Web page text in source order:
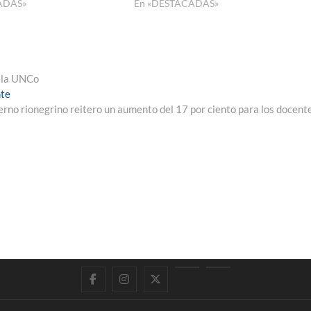
En «DESTACADAS»
UNCo
Entrada
siguiente:
rionegrino reitero un aumento del 17 por ciento para los
FacebookInstagram